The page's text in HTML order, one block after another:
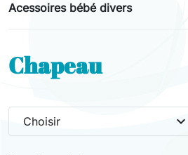
Acessoires bébé divers
Chapeau
Choisir expand_more